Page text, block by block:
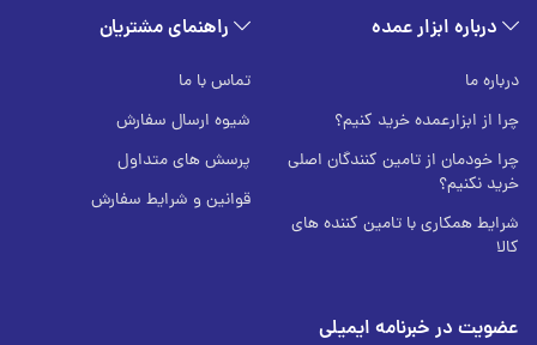
درباره ابزار عمده
درباره ما
چرا از ابزارعمده خرید کنیم؟
چرا خودمان از تامین کنندگان اصلی
خرید نکنیم؟
شرایط همکاری با تامین کننده های
کالا
راهنمای مشتریان
تماس با ما
شیوه ارسال سفارش
پرسش های متداول
قوانین و شرایط سفارش
عضویت در خبرنامه ایمیلی